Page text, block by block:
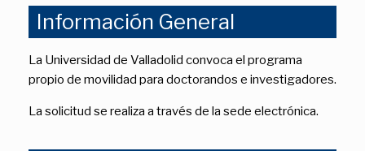
Información General
La Universidad de Valladolid convoca el programa
propio de movilidad para doctorandos e investigadores.
La solicitud se realiza a través de la sede electrónica.